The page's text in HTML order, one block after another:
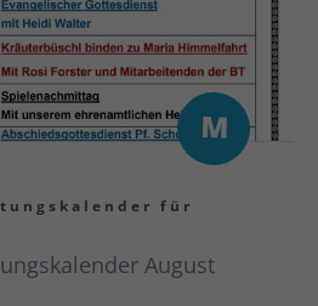
für
August